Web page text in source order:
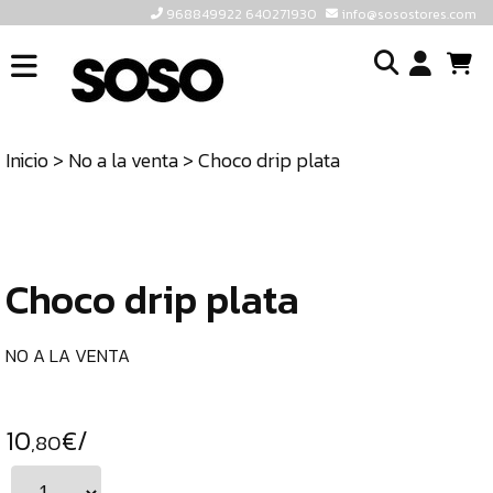
968849922 640271930 info@sosostores.com
INICIO
TIENDA
640271930
Inicio> No a la venta> Choco drip plata
Choco drip plata
NO A LA VENTA
10,80€/